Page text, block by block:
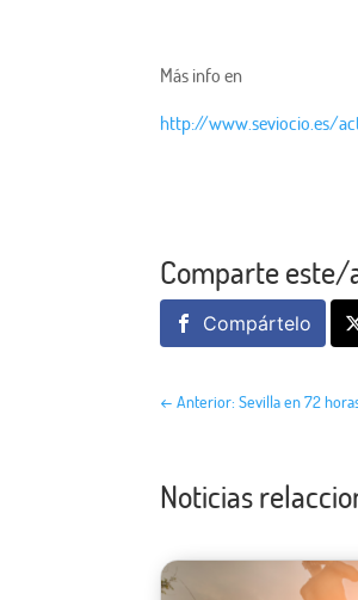
Más info en
http://www.seviocio.es/
Comparte este/
Compártelo
←Anterior: Sevilla en 72
Noticias